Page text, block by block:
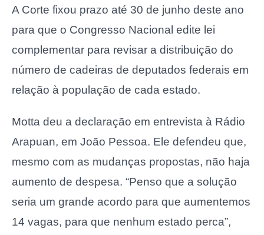
A Corte fixou prazo até 30 de junho deste ano
para que o Congresso Nacional edite lei
complementar para revisar a distribuição do
número de cadeiras de deputados federais em
relação à população de cada estado.
Motta deu a declaração em entrevista à Rádio
Arapuan, em João Pessoa. Ele defendeu que,
mesmo com as mudanças propostas, não haja
aumento de despesa. “Penso que a solução
seria um grande acordo para que aumentemos
14 vagas, para que nenhum estado perca”,